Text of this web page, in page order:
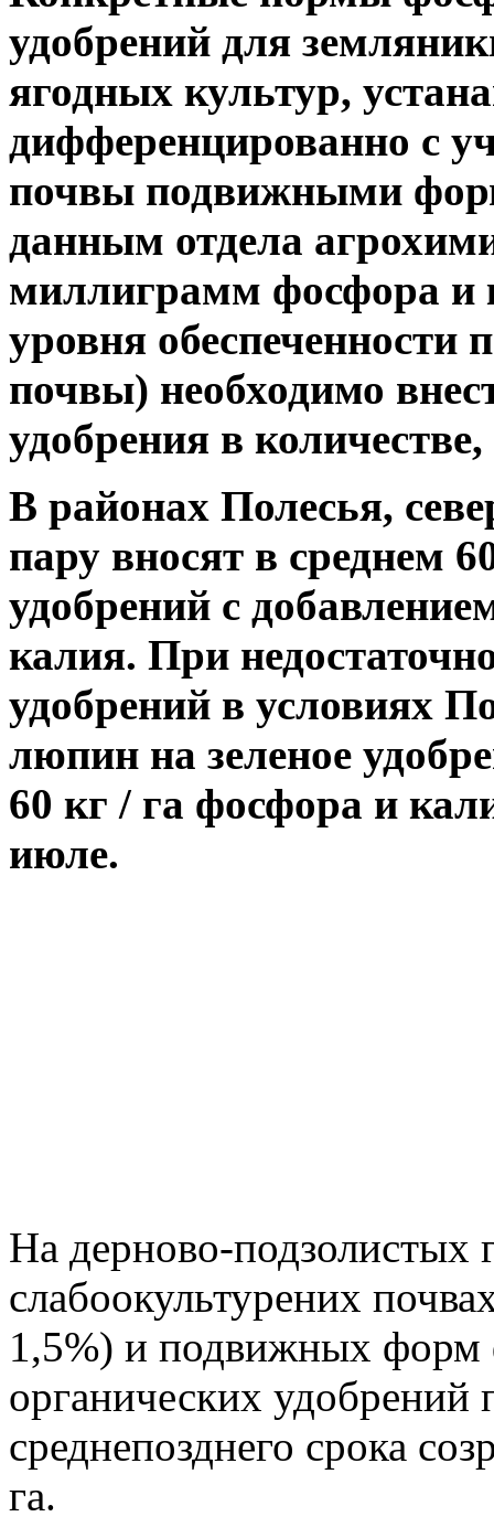
удобрений для
ягодных культур,
дифференцированно с
почвы подвижными
данным отдела
миллиграмм фосфора и
уровня обеспеченности
почвы) необходимо
удобрения в
В районах Полесья,
пару вносят в среднем
удобрений с
калия. При
удобрений в условиях
люпин на зеленое
60 кг / га фосфора и
июле.
На дерново-подзолистых
слабоокультурених
1,5%) и подвижных форм
органических удобрений
среднепозднего срока
га.